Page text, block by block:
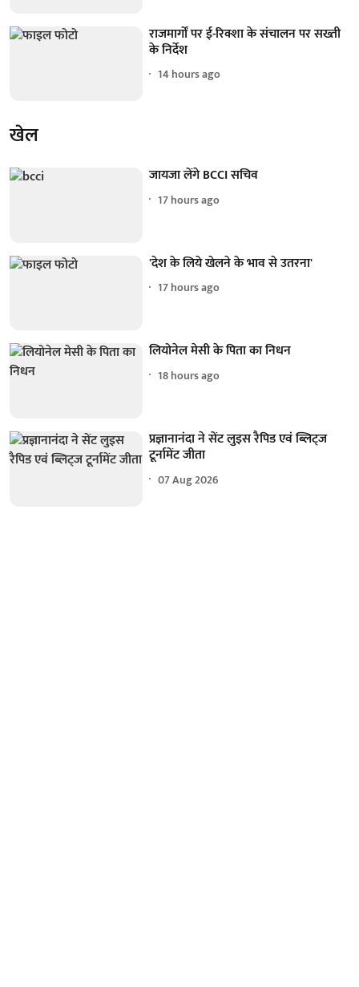
राजमार्गों पर ई-रिक्शा के संचालन पर सख्ती
के निर्देश
14 hours ago
खेल
जायजा लेंगे BCCI सचिव
17 hours ago
'देश के लिये खेलने के भाव से उतरना'
17 hours ago
लियोनेल मेसी के पिता का निधन
18 hours ago
प्रज्ञानानंदा ने सेंट लुइस रैपिड एवं ब्लिट्ज
टूर्नामेंट जीता
07 Aug 2026